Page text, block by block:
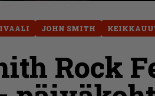
JOHN SMITH
Rock